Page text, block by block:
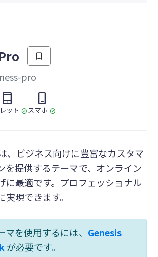
bookmark
pro
tablet_mac
ット check_circle
phone_iphone
スマホ check_circle
、ビジネス向けに豊富なカスタマ
を提供するテーマで、オンライン
に最適です。プロフェッショナル
現できます。
マを使用するには、 Genesis
が必要です。